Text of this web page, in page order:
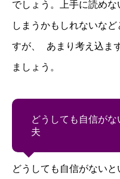
でしょう。上手に読め
しまうかもしれないな
すが、 あまり考え込ま
ましょう。
どうしても自信が
夫
どうしても自信がない